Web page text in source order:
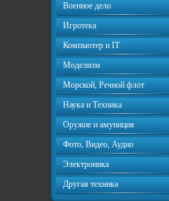
Военное дело
Игротека
Компьютер и IT
Моделизм
Морской, Речной флот
Наука и Техника
Оружие и амуниция
Фото, Видео, Аудио
Электроника
Другая техника